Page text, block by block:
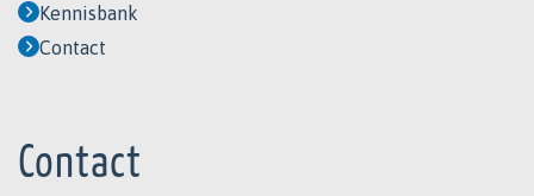
Kennisbank
Contact
Contact